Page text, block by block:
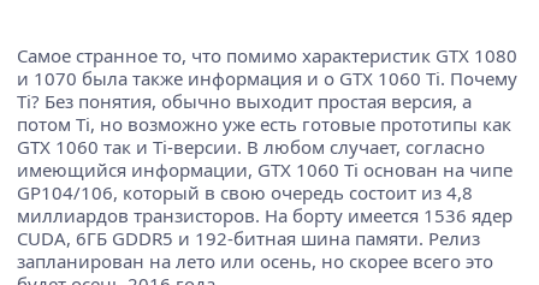
Самое странное то, что помимо характеристик GTX 1080
и 1070 была также информация и о GTX 1060 Ti. Почему
Ti? Без понятия, обычно выходит простая версия, а
потом Ti, но возможно уже есть готовые прототипы как
GTX 1060 так и Ti-версии. В любом случает, согласно
имеющийся информации, GTX 1060 Ti основан на чипе
GP104/106, который в свою очередь состоит из 4,8
миллиардов транзисторов. На борту имеется 1536 ядер
CUDA, 6ГБ GDDR5 и 192-битная шина памяти. Релиз
запланирован на лето или осень, но скорее всего это